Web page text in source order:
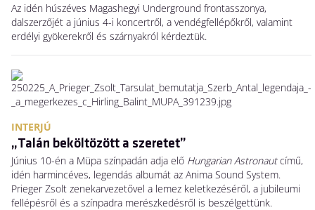
Az idén húszéves Magashegyi Underground frontasszonya,
dalszerzőjét a június 4-i koncertről, a vendégfellépőkről, valamint
erdélyi gyökerekről és szárnyakról kérdeztük.
INTERJÚ
„Talán beköltözött a szeretet”
Június 10-én a Müpa színpadán adja elő Hungarian Astronautcímű,
idén harmincéves, legendás albumát az Anima Sound System.
Prieger Zsolt zenekarvezetővel a lemez keletkezéséről, a jubileumi
fellépésről és a színpadra merészkedésről is beszélgettünk.